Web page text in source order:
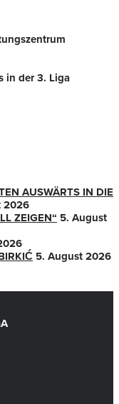
in der 3. Liga
AUSWÄRTS IN DIE
2026
ZEIGEN“
5. August
5. August 2026